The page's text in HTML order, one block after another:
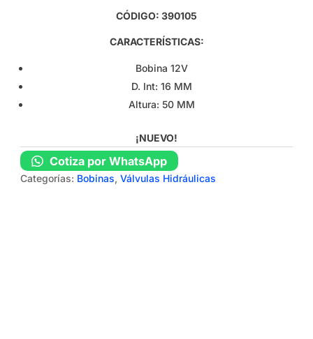
CÓDIGO: 390105
CARACTERÍSTICAS:
Bobina 12V
D. Int: 16 MM
Altura: 50 MM
¡NUEVO!
Cotiza por WhatsApp
Categorías: Bobinas,Válvulas Hidráulicas